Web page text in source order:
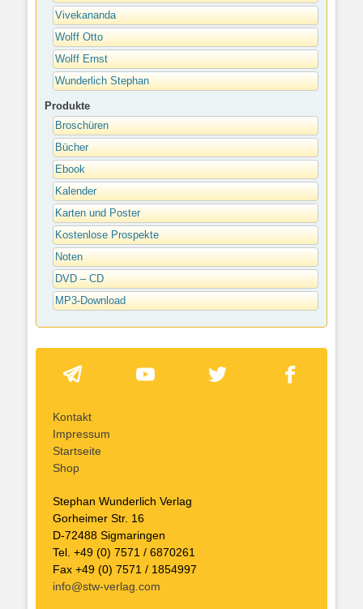
Vivekananda
Wolff Otto
Wolff Ernst
Wunderlich Stephan
Produkte
Broschüren
Bücher
Ebook
Kalender
Karten und Poster
Kostenlose Prospekte
Noten
DVD – CD
MP3-Download
Kontakt
Impressum
Startseite
Shop
Stephan Wunderlich Verlag
Gorheimer Str. 16
D-72488 Sigmaringen
Tel. +49 (0) 7571 / 6870261
Fax +49 (0) 7571 / 1854997
info@stw-verlag.com